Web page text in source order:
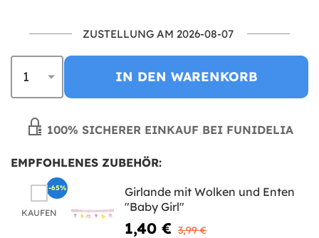
ZUSTELLUNG AM 2026-08-07
IN DEN WARENKORB
100% SICHERER EINKAUF BEI FUNIDELIA
EMPFOHLENES ZUBEHÖR:
KAUFEN
Girlande mit Wolken und Enten
"Baby Girl"
1,40 € 3,99 €
-65%